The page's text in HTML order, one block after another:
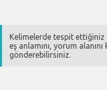
Kelimelerde tespit ettiğiniz
eş anlamını, yorum
gönderebilirsiniz.